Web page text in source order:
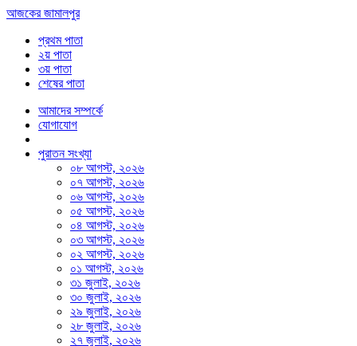
আজকের জামালপুর
প্রথম পাতা
২য় পাতা
৩য় পাতা
শেষের পাতা
আমাদের সম্পর্কে
যোগাযোগ
পুরাতন সংখ্যা
০৮ আগস্ট, ২০২৬
০৭ আগস্ট, ২০২৬
০৬ আগস্ট, ২০২৬
০৫ আগস্ট, ২০২৬
০৪ আগস্ট, ২০২৬
০৩ আগস্ট, ২০২৬
০২ আগস্ট, ২০২৬
০১ আগস্ট, ২০২৬
৩১ জুলাই, ২০২৬
৩০ জুলাই, ২০২৬
২৯ জুলাই, ২০২৬
২৮ জুলাই, ২০২৬
২৭ জুলাই, ২০২৬